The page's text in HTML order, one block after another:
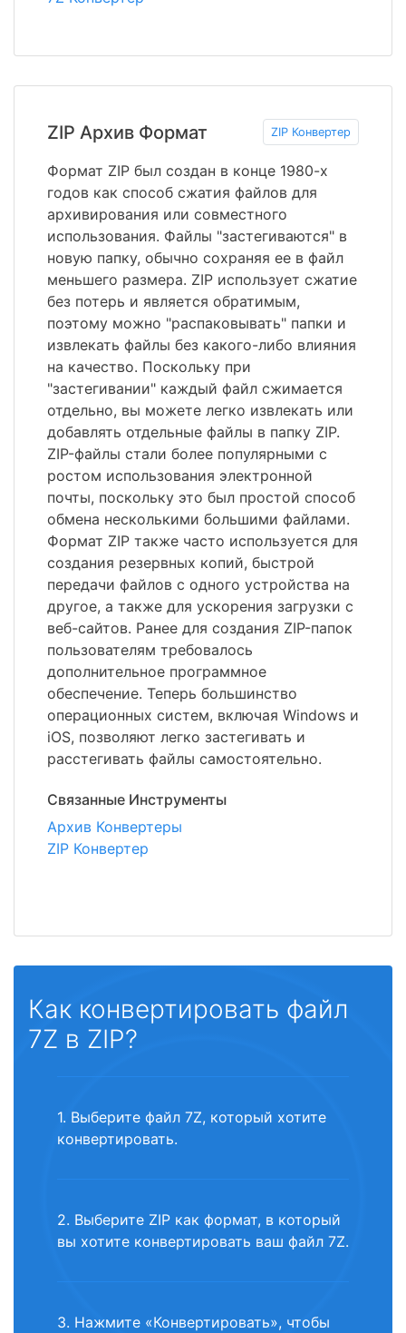
ZIP Архив Формат ZIP Конвертер
Формат ZIP был создан в конце 1980-х
годов как способ сжатия файлов для
архивирования или совместного
использования. Файлы "застегиваются" в
новую папку, обычно сохраняя ее в файл
меньшего размера. ZIP использует сжатие
без потерь и является обратимым,
поэтому можно "распаковывать" папки и
извлекать файлы без какого-либо влияния
на качество. Поскольку при
"застегивании" каждый файл сжимается
отдельно, вы можете легко извлекать или
добавлять отдельные файлы в папку ZIP.
ZIP-файлы стали более популярными с
ростом использования электронной
почты, поскольку это был простой способ
обмена несколькими большими файлами.
Формат ZIP также часто используется для
создания резервных копий, быстрой
передачи файлов с одного устройства на
другое, а также для ускорения загрузки с
веб-сайтов. Ранее для создания ZIP-папок
пользователям требовалось
дополнительное программное
обеспечение. Теперь большинство
операционных систем, включая Windows и
iOS, позволяют легко застегивать и
расстегивать файлы самостоятельно.
Связанные Инструменты
Архив Конвертеры
ZIP Конвертер
Как конвертировать файл
7Z в ZIP?
1. Выберите файл 7Z, который хотите
конвертировать.
2. Выберите ZIP как формат, в который
вы хотите конвертировать ваш файл 7Z.
3. Нажмите «Конвертировать», чтобы